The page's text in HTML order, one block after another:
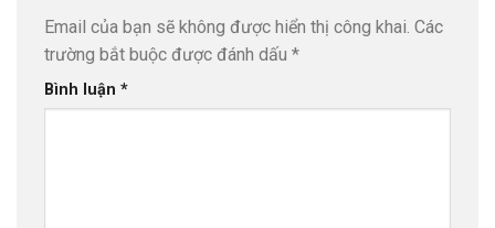
Email của bạn sẽ không được hiển thị công khai. Các
trường bắt buộc được đánh dấu *
Bình luận *